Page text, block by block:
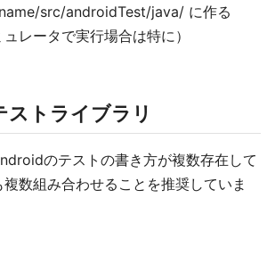
src/androidTest/java/ に作る
レータで実行場合は特に）
トライブラリ
のテストの書き方が複数存在して
数組み合わせることを推奨していま